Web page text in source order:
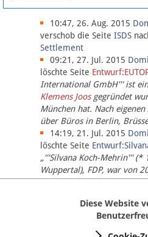
Über Lobbypedia
Impressum
10:47, 26. Aug. 2015
verschob die Seite ISDS
Settlement
09:21, 27. Jul. 2015
löschte Seite
International GmbH''' ist
Klemens Joosgegründet
München hat. Nach
über Büros in Berlin,
14:19, 21. Jul. 2015
löschte Seite
„'''Silvana Koch-Mehrin''' (*
Wuppertal), FDP, war von
Europäischen Parlaments,
Diese Website